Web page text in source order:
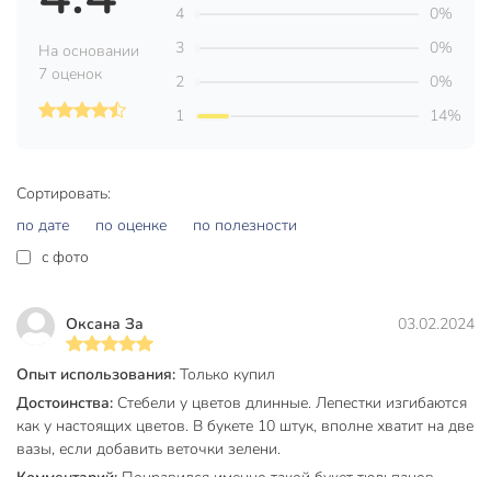
Вы можете приобрести «Цветок искусственный
декоративный Тюльпаны, 45 см, персиковый, Y6-10412» и
другие товары в нашем интернет-магазине в Нижнем
Страна производства
Материал
Тип
Размещение
для дома
Сортировать:
по дате
по оценке
по полезности
c фото
Оксана За 03.02.2024
Опыт использования: Только купил
Достоинства: Стебели у цветов длинные. Лепестки изгибаются
как у настоящих цветов. В букете 10 штук, вполне хватит на две
вазы, если добавить веточки зелени.
На основании
7 оценок
4
0%
3
0%
2
0%
1
14%